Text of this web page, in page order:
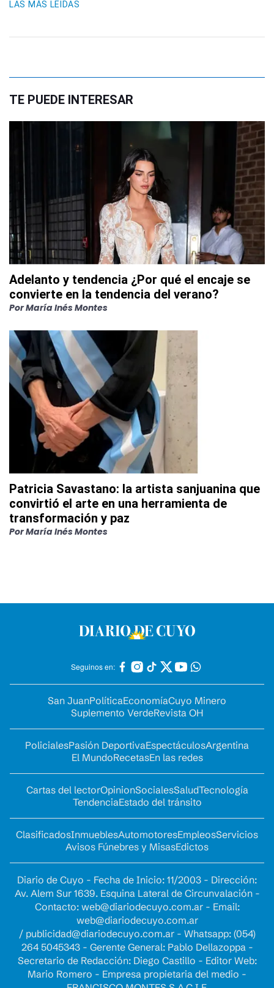
LAS MÁS LEIDAS
TE PUEDE INTERESAR
Adelanto y tendencia ¿Por qué el encaje se
convierte en la tendencia del verano?
PorMaría Inés Montes
Patricia Savastano: la artista sanjuanina que
convirtió el arte en una herramienta de
transformación y paz
PorMaría Inés Montes
Seguinos en:
San JuanPolíticaEconomíaCuyo Minero
Suplemento VerdeRevista OH
PolicialesPasión DeportivaEspectáculosArgentina
El MundoRecetasEn las redes
Cartas del lectorOpinionSocialesSaludTecnología
TendenciaEstado del tránsito
ClasificadosInmueblesAutomotoresEmpleosServicios
Avisos Fúnebres y MisasEdictos
Diario de Cuyo - Fecha de Inicio: 11/2003 - Dirección:
Av. Alem Sur 1639. Esquina Lateral de Circunvalación -
Contacto: web@diariodecuyo.com.ar- Email:
web@diariodecuyo.com.ar
/ publicidad@diariodecuyo.com.ar- Whatsapp: (054)
264 5045343 - Gerente General: Pablo Dellazoppa -
Secretario de Redacción: Diego Castillo - Editor Web:
Mario Romero - Empresa propietaria del medio -